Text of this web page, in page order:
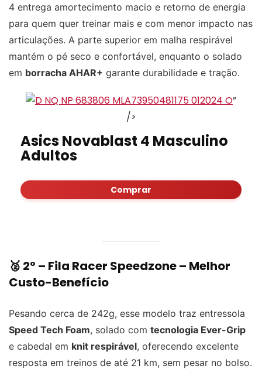
4 entrega amortecimento macio e retorno de energia
para quem quer treinar mais e com menor impacto nas
articulações. A parte superior em malha respirável
mantém o pé seco e confortável, enquanto o solado
em borracha AHAR+ garante durabilidade e tração.
”
/>
Asics Novablast 4 Masculino
Adultos
Comprar
🥈 2º – Fila Racer Speedzone– Melhor
Custo-Benefício
Pesando cerca de 242g, esse modelo traz entressola
Speed Tech Foam, solado com tecnologia Ever-Grip
e cabedal em knit respirável, oferecendo excelente
resposta em treinos de até 21 km, sem pesar no bolso.